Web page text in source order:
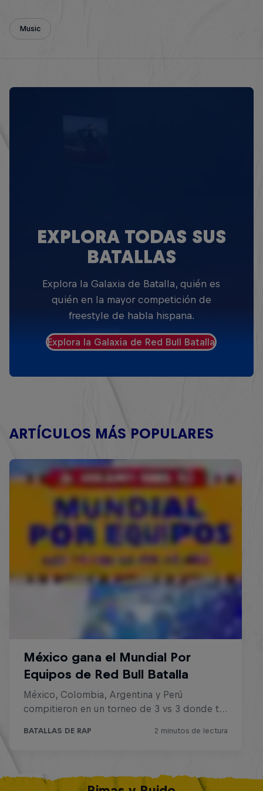
Music
EXPLORA TODAS SUS
BATALLAS
Explora la Galaxia de Batalla, quién es
quién en la mayor competición de
freestyle de habla hispana.
Explora la Galaxia de Red Bull Batalla
ARTÍCULOS MÁS POPULARES